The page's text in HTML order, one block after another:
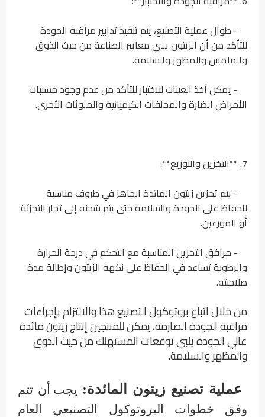
- طوال عملية التصنيع، يتم تنفيذ تدابير مراقبة الجودة
للتأكد من أن الزيتون يلبي معايير الصناعة من حيث الذوق
والملمس والمظهر والسلامة.
- يمكن أخذ العينات للاختبار للتأكد من عدم وجود مسببات
الأمراض الضارة والمخلفات الكيميائية والملوثات الأخرى.
7. **التخزين والتوزيع**:
- يتم تخزين زيتون المائدة الجاهز في ظروف مناسبة
للحفاظ على الجودة والسلامة حتى يتم شحنه إلى تجار التجزئة
أو الموزعين.
- مرافق التخزين المناسبة مع التحكم في درجة الحرارة
والرطوبة تساعد في الحفاظ على نكهة الزيتون وإطالة مدة
صلاحيته.
من خلال اتباع بروتوكول التصنيع هذا والالتزام بإجراءات
مراقبة الجودة الصارمة، يمكن للمنتجين إنتاج زيتون مائدة
عالي الجودة يلبي توقعات المستهلك من حيث الذوق
والمظهر والسلامة.
عملية تصنيع زيتون المائدة: يجب أن تتم
وفق خطوات البروتوكول التصنيعي العام